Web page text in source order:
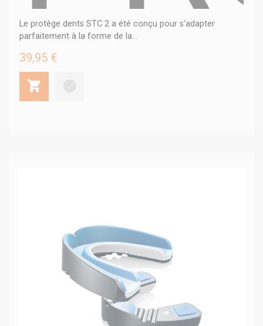
Le protège dents STC 2 a été conçu pour s'adapter
parfaitement à la forme de la...
39,95 €